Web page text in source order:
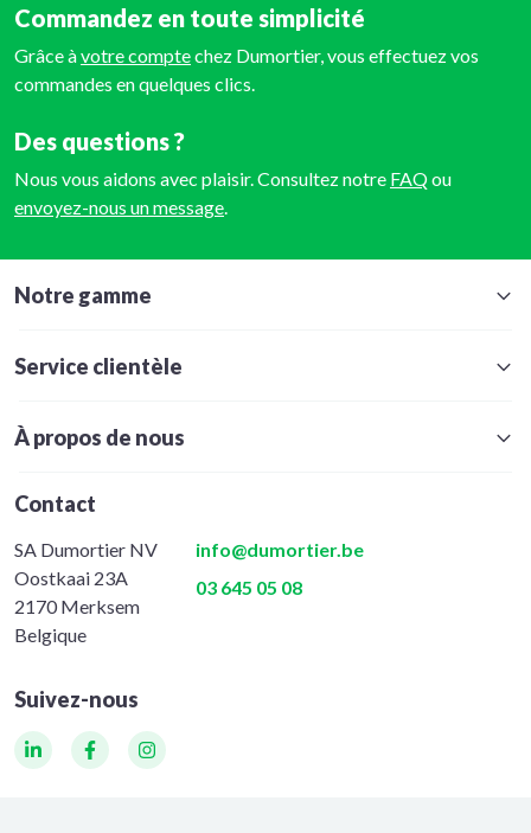
Commandez en toute simplicité
Grâce àvotre comptechez Dumortier, vous effectuez vos
commandes en quelques clics.
Des questions ?
Nous vous aidons avec plaisir. Consultez notre FAQou
envoyez-nous un message.
Notre gamme
Service clientèle
À propos de nous
Contact
SA Dumortier NV
Oostkaai 23A
2170 Merksem
Belgique
info@dumortier.be
03 645 05 08
Suivez-nous
LinkedInFacebookInstagram